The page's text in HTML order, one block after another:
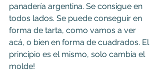
panadería argentina. Se consigue en
todos lados. Se puede conseguir en
forma de tarta, como vamos a ver
acá, o bien en forma de cuadrados. El
principio es el mismo, solo cambia el
molde!